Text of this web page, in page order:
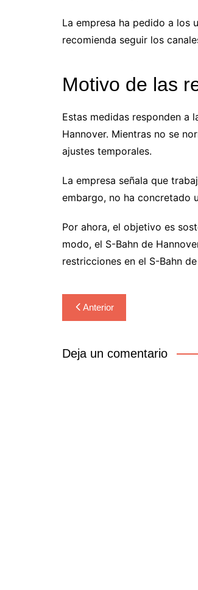
La empresa ha pedido a los
recomienda seguir los
Motivo de las
Estas medidas responden a
Hannover. Mientras no se
ajustes temporales.
La empresa señala que
embargo, no ha concretado
Por ahora, el objetivo es
modo, el S-Bahn de
restricciones en el S-Bahn
Navegación
de
entradas
Anterior
Deja un comentario